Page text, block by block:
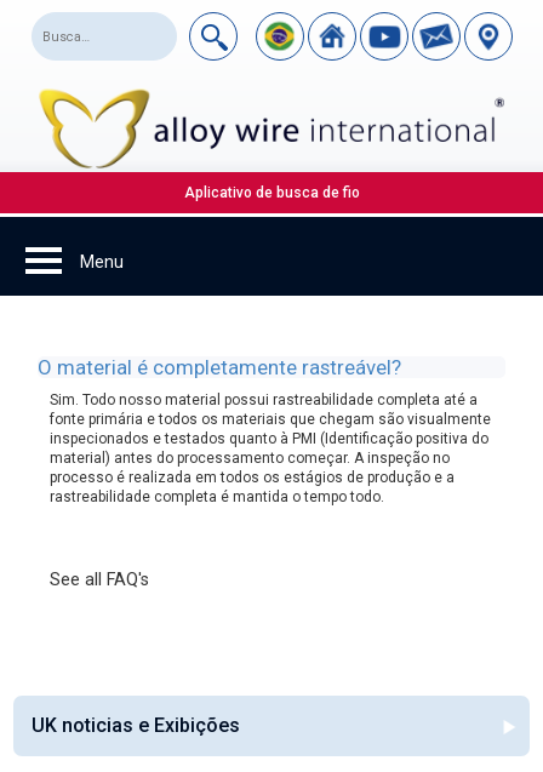
Aplicativo de busca de fio
O material é completamente rastreável?
Sim. Todo nosso material possui rastreabilidade completa até a
fonte primária e todos os materiais que chegam são visualmente
inspecionados e testados quanto à PMI (Identificação positiva do
material) antes do processamento começar. A inspeção no
processo é realizada em todos os estágios de produção e a
rastreabilidade completa é mantida o tempo todo.
See all FAQ's
UK noticias e Exibições